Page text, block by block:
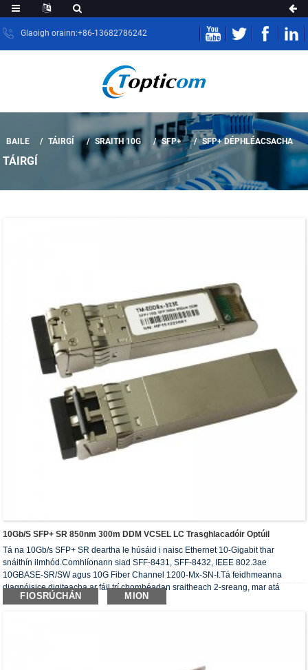
Glaoigh orainn:+86-13682786242
BAILE TÁIRGÍ SRAITH 10G SFP+ SFP+ DÉPHLÉACSACHA
TÁIRGÍ
10Gb/s SFP+ SR 850nm 300m DDM VCSEL LC Trasghlacadóir Optúil
Tá na 10Gb/s SFP+ SR deartha le húsáid i naisc Ethernet 10-Gigabit thar
snáithín ilmhód.Comhlíonann siad SFF-8431, SFF-8432, IEEE 802.3ae
10GBASE-SR/SW agus 10G Fiber Channel 1200-Mx-SN-I.Tá feidhmeanna
diagnóisice digiteacha ar fáil trí chomhéadan sraitheach 2-sreang, mar atá
sonraithe in SFF-8472.
FIOSRÚCHÁN MION